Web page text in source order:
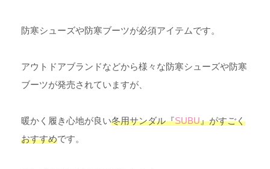
防寒シューズや防寒ブーツが必須アイテムです。
アウトドアブランドなどから様々な防寒シューズや防寒
ブーツが発売されていますが、
暖かく履き心地が良い冬用サンダル『SUBU』がすごく
おすすめです。